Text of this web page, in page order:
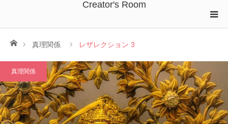
Creator's Room
ホーム真理関係 レザレクション 3
真理関係